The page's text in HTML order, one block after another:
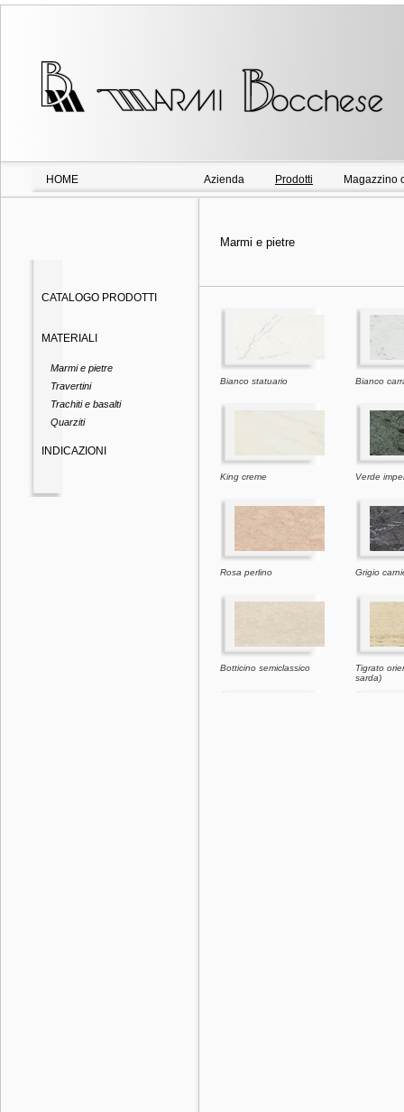
HOME Azienda Prodotti Magazzino
CATALOGO PRODOTTI
MATERIALI
Marmi e pietre
Travertini
Trachiti e basalti
Quarziti
INDICAZIONI
Marmi e pietre
Bianco statuario Bianco
King creme Verde
Rosa perlino Grigio
Botticino semiclassico
Tigrato
sarda)